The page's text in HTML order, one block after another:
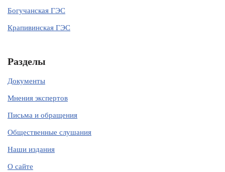
Богучанская ГЭС
Крапивинская ГЭС
Разделы
Документы
Мнения экспертов
Письма и обращения
Общественные слушания
Наши издания
О сайте